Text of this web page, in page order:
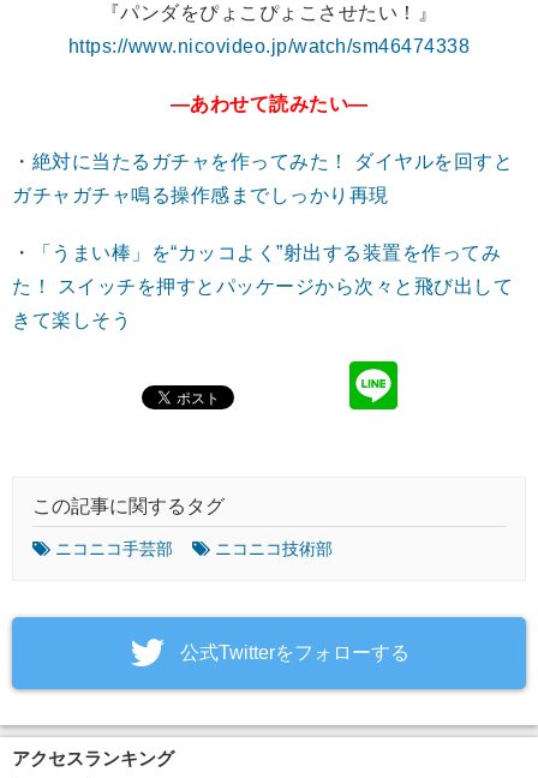
『パンダをぴょこぴょこさせたい！』
https://www.nicovideo.jp/watch/sm46474338
―あわせて読みたい―
・ 絶対に当たるガチャを作ってみた！ ダイヤルを回すと
ガチャガチャ鳴る操作感までしっかり再現
・
「うまい棒」を“カッコよく”射出する装置を作ってみ
た！ スイッチを押すとパッケージから次々と飛び出して
きて楽しそう
この記事に関するタグ
ニコニコ手芸部 ニコニコ技術部
‎公式Twitterをフォローする
アクセスランキング